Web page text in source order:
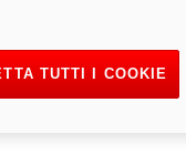
TUTTI I COOKIE